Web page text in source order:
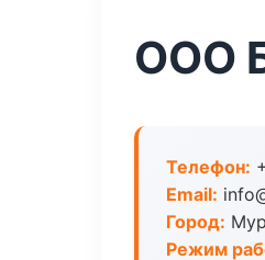
ООО
Телефон:
Email:
Город:
Режим